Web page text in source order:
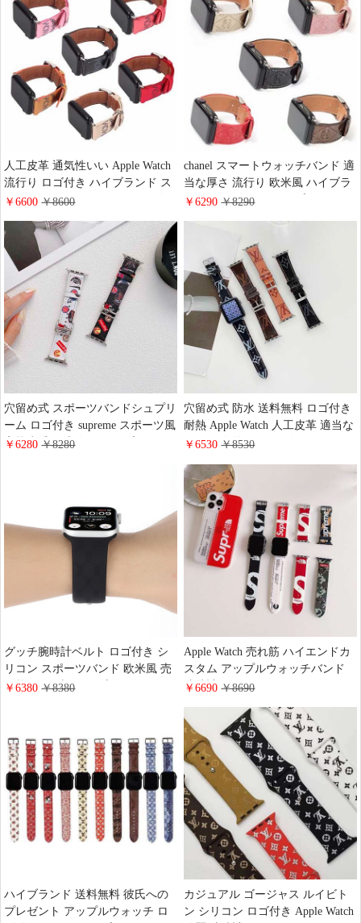
め式
人気
人工皮革 通気性いい Apple Watch
流行り ロゴ付き ハイブランド ス
マートウォッチバンド mcm 男女
防水 穴留め式 アップルウォッチ
バンド 売れ筋 エムシーエム 送料
無料
￥6600￥8600
chanel スマートウォッチバンド 適
当な厚さ 流行り 欧米風 ハイブラ
ンド Apple Watch アップルウォッ
熱 送料無料
￥6290￥8290
穴留め式 スポーツバンドシュプリ
ーム ロゴ付き supreme スポーツ風
高校生愛用 大人気 アップルウォ
適当な厚さ 人工皮革
￥6280￥8280
穴留め式 防水 送料無料 ロゴ付き
耐熱 Apple Watch 人工皮革 適当な
厚さ 男女兼用 ルイヴィトンスポ
ド 綺麗 売れ筋 ビジネス風 汗に強
い ルイヴィトン ハイブランド
￥6530￥8530
グッチ腕時計ベルト ロゴ付き シ
リコン スポーツバンド 欧米風 売
れ筋 ハイブランド 流行り グッチ
チバンド
￥6380￥8380
Apple Watch 売れ筋 ハイエンドカ
スタム アップルウォッチバンド
腕時計ベルトTHE NORTH FACE
麗 ロゴ付き ブランド風 シリコン
ブランド
￥6690￥8690
ハイブランド 送料無料 彼氏への
プレゼント アップルウォッチ ロ
カジュアル ゴージャス ルイビト
ン シリコン ロゴ付き Apple Watch